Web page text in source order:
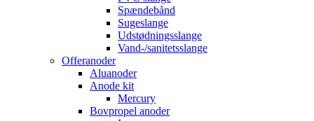
Spændebånd
Sugeslange
Udstødningsslange
Vand-/sanitetsslange
Offeranoder
Aluanoder
Anode kit
Mercury
Bovpropel anoder